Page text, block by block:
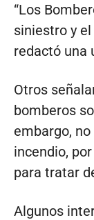
“Los
siniestro y
redactó una
Otros
bomberos
embargo,
incendio,
para tratar
Algunos